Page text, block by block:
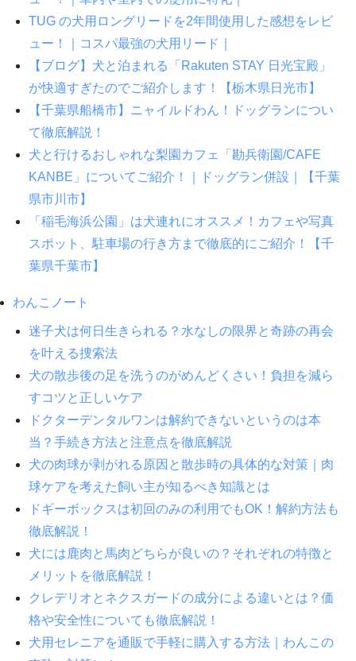
TUG の犬用ロングリードを2年間使用した感想をレビ
ュー！｜コスパ最強の犬用リード｜
【ブログ】犬と泊まれる「Rakuten STAY 日光宝殿」
が快適すぎたのでご紹介します！【栃木県日光市】
【千葉県船橋市】ニャイルドわん！ドッグランについ
て徹底解説！
犬と行けるおしゃれな梨園カフェ「勘兵衛園/CAFE
KANBE」についてご紹介！｜ドッグラン併設｜【千葉
県市川市】
「稲毛海浜公園」は犬連れにオススメ！カフェや写真
スポット、駐車場の行き方まで徹底的にご紹介！【千
葉県千葉市】
わんこノート
迷子犬は何日生きられる？水なしの限界と奇跡の再会
を叶える捜索法
犬の散歩後の足を洗うのがめんどくさい！負担を減ら
すコツと正しいケア
ドクターデンタルワンは解約できないというのは本
当？手続き方法と注意点を徹底解説
犬の肉球が剥がれる原因と散歩時の具体的な対策｜肉
球ケアを考えた飼い主が知るべき知識とは
ドギーボックスは初回のみの利用でもOK！解約方法も
徹底解説！
犬には鹿肉と馬肉どちらが良いの？それぞれの特徴と
メリットを徹底解説！
クレデリオとネクスガードの成分による違いとは？価
格や安全性についても徹底解説！
犬用セレニアを通販で手軽に購入する方法｜わんこの